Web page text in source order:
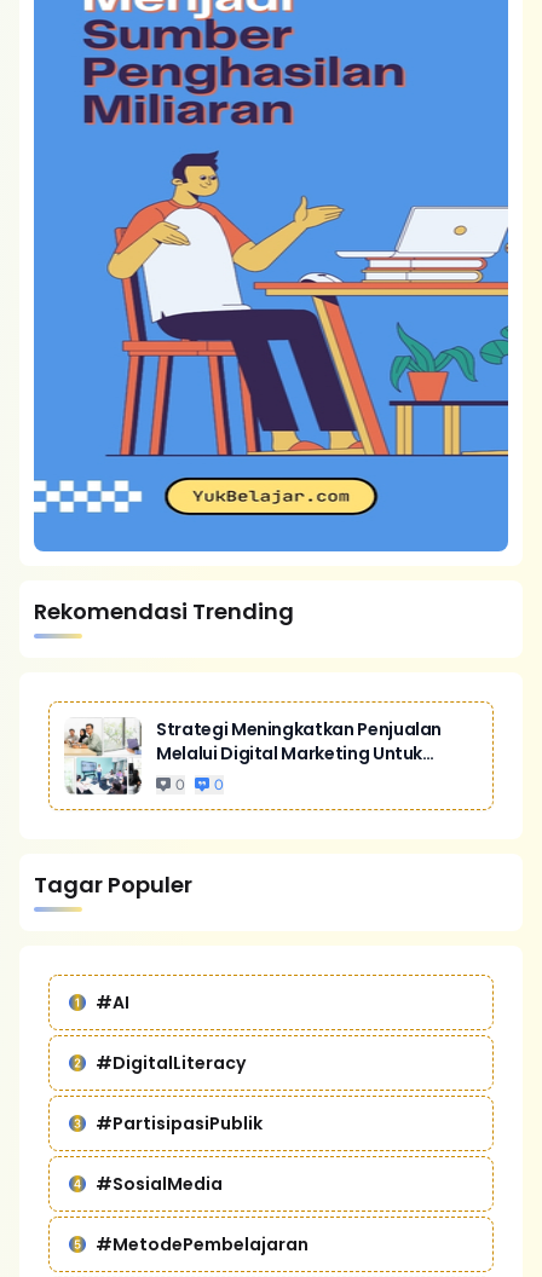
Rekomendasi Trending
Strategi Meningkatkan Penjualan
Melalui Digital Marketing Untuk
Bisnis Yang Lebih Kompetitif
0 0
Tagar Populer
#AI
#DigitalLiteracy
#PartisipasiPublik
#SosialMedia
#MetodePembelajaran